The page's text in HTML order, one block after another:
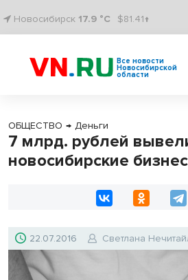
Новосибирск 17.9 °C $81.41↑
Все новости
Новосибирской
области
ОБЩЕСТВО → Деньги
7 млрд. рублей
новосибирские
22.07.2016 Светлана